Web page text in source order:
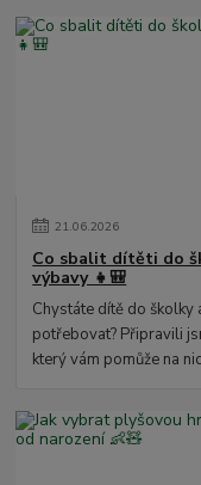
21.06.2026
Co sbalit dítěti do
výbavy 👧🎒
Chystáte dítě do školky
potřebovat? Připravili
který vám pomůže na